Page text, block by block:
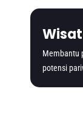
Membantu
potensi